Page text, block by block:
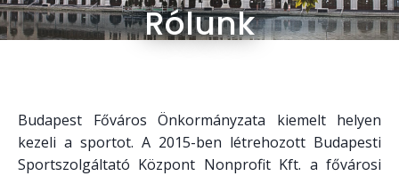
Rólunk
Budapest Főváros Önkormányzata kiemelt helyen
kezeli a sportot. A 2015-ben létrehozott Budapesti
Sportszolgáltató Központ Nonprofit Kft. a fővárosi